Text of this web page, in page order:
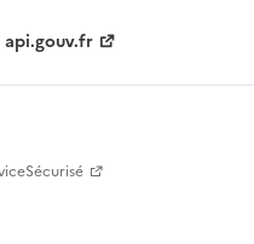
api.gouv.fr